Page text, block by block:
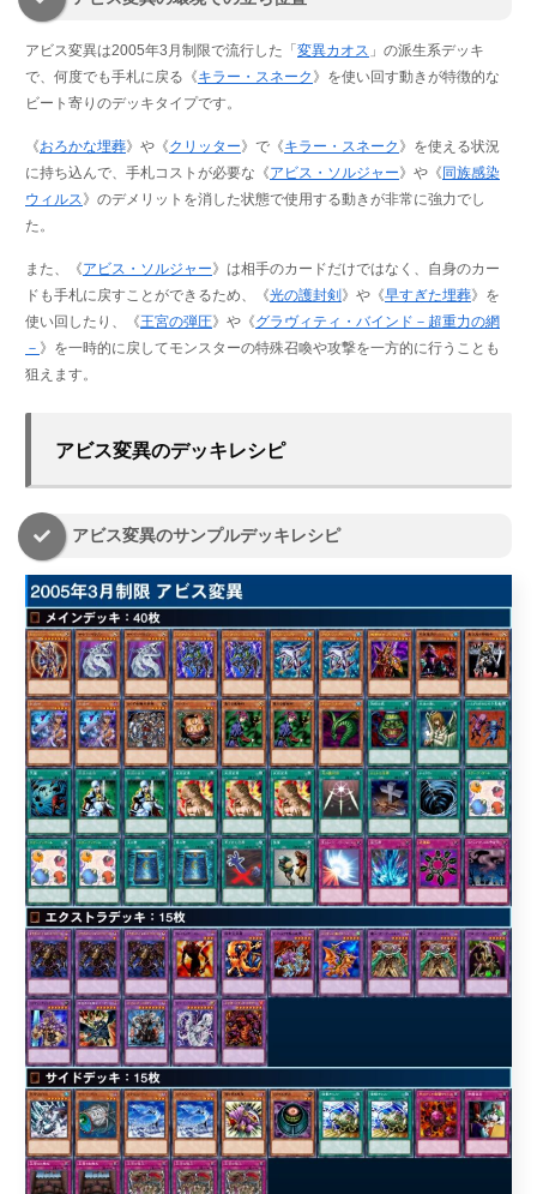
アビス変異は2005年3月制限で流行した「変異カオス 」の派生系デッキ
で、何度でも手札に戻る《キラー・スネーク 》を使い回す動きが特徴的な
ビート寄りのデッキタイプです。
《おろかな埋葬》や《クリッター》で《キラー・スネーク 》を使える状況
に持ち込んで、手札コストが必要な《アビス・ソルジャー》や《 同族感染
ウィルス》のデメリットを消した状態で使用する動きが非常に強力でし
た。
また、《アビス・ソルジャー》は相手のカードだけではなく、自身のカー
ドも手札に戻すことができるため、《光の護封剣 》や《早すぎた埋葬》を
使い回したり、《王宮の弾圧》や《グラヴィティ・バインド－超重力の網
－ 》を一時的に戻してモンスターの特殊召喚や攻撃を一方的に行うことも
狙えます。
アビス変異のデッキレシピ
アビス変異のサンプルデッキレシピ